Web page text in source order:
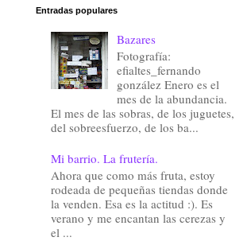
Entradas populares
Bazares
Fotografía:
efialtes_fernando
gonzález Enero es el
mes de la abundancia.
El mes de las sobras, de los juguetes,
del sobreesfuerzo, de los ba...
Mi barrio. La frutería.
Ahora que como más fruta, estoy
rodeada de pequeñas tiendas donde
la venden. Esa es la actitud :). Es
verano y me encantan las cerezas y
el ...